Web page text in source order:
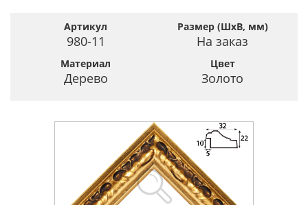
Артикул
980-11
Размер (ШхВ, мм)
На заказ
Материал
Дерево
Цвет
Золото